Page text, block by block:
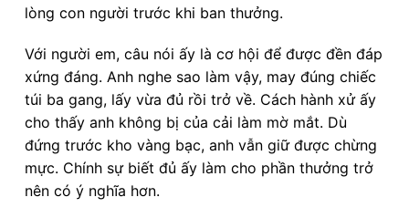
lòng con người trước khi ban thưởng.
Với người em, câu nói ấy là cơ hội để được đền đáp
xứng đáng. Anh nghe sao làm vậy, may đúng chiếc
túi ba gang, lấy vừa đủ rồi trở về. Cách hành xử ấy
cho thấy anh không bị của cải làm mờ mắt. Dù
đứng trước kho vàng bạc, anh vẫn giữ được chừng
mực. Chính sự biết đủ ấy làm cho phần thưởng trở
nên có ý nghĩa hơn.